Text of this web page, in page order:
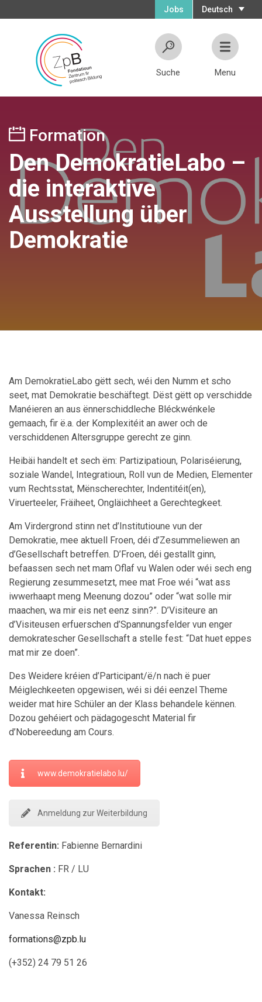
Deutsch
Jobs
Suche Menu
Formation
Den DemokratieLabo –
die interaktive
Ausstellung über
Demokratie
Am DemokratieLabo gëtt sech, wéi den Numm et scho
seet, mat Demokratie beschäftegt. Dëst gëtt op verschidde
Manéieren an aus ënnerschiddleche Bléckwénkele
gemaach, fir ë.a. der Komplexitéit an awer och de
verschiddenen Altersgruppe gerecht ze ginn.
Heibäi handelt et sech ëm: Partizipatioun, Polariséierung,
soziale Wandel, Integratioun, Roll vun de Medien, Elementer
vum Rechtsstat, Mënscherechter, Indentitéit(en),
Viruerteeler, Fräiheet, Ongläichheet a Gerechtegkeet.
Am Virdergrond stinn net d’Institutioune vun der
Demokratie, mee aktuell Froen, déi d’Zesummeliewen an
d’Gesellschaft betreffen. D’Froen, déi gestallt ginn,
befaassen sech net mam Oflaf vu Walen oder wéi sech eng
Regierung zesummesetzt, mee mat Froe wéi “wat ass
iwwerhaapt meng Meenung dozou” oder “wat solle mir
maachen, wa mir eis net eenz sinn?”. D’Visiteure an
d’Visiteusen erfuerschen d’Spannungsfelder vun enger
demokratescher Gesellschaft a stelle fest: “Dat huet eppes
mat mir ze doen”.
Des Weidere kréien d’Participant/ë/n nach ë puer
Méiglechkeeten opgewisen, wéi si déi eenzel Theme
weider mat hire Schüler an der Klass behandele kënnen.
Dozou gehéiert och pädagogescht Material fir
d’Nobereedung am Cours.
www.demokratielabo.lu/
Anmeldung zur Weiterbildung
Referentin: Fabienne Bernardini
Sprachen : FR / LU
Kontakt:
Vanessa Reinsch
formations@zpb.lu
(+352) 24 79 51 26